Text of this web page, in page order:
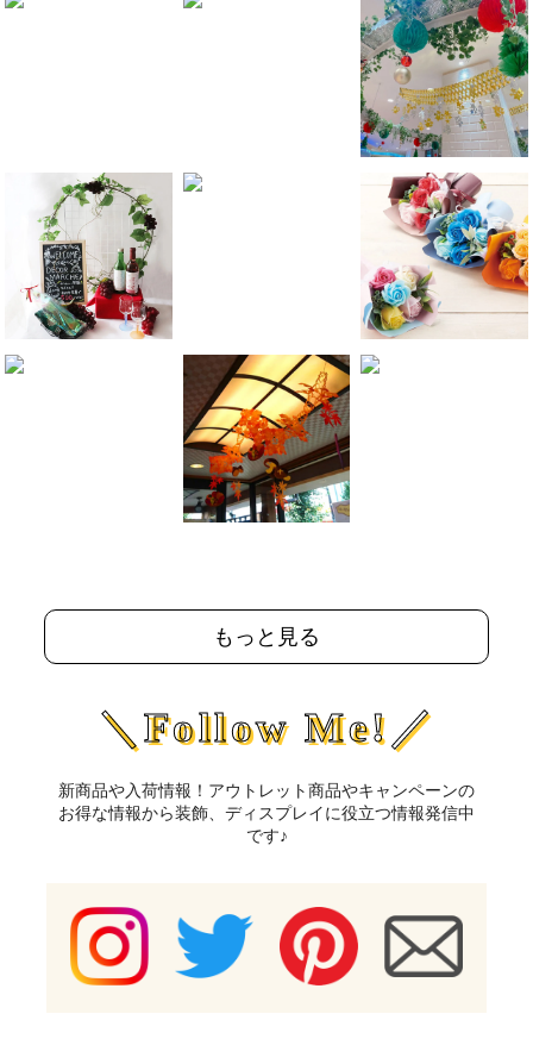
もっと見る
＼Follow Me!／
新商品や入荷情報！アウトレット商品やキャンペーンの
お得な情報から装飾、ディスプレイに役立つ情報発信中
です♪